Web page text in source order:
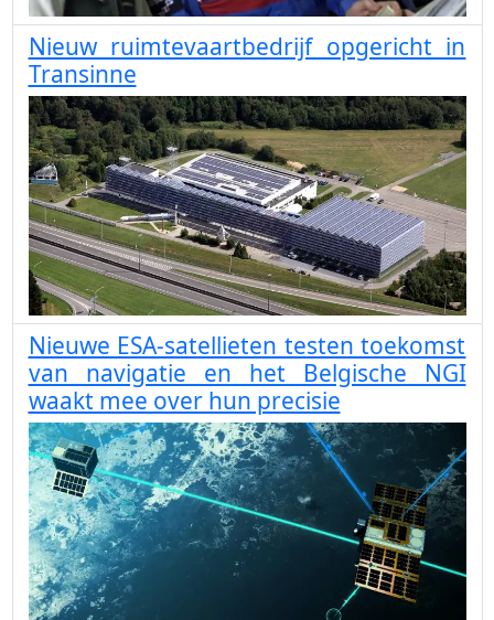
Nieuw ruimtevaartbedrijf opgericht in
Transinne
Nieuwe ESA-satellieten testen toekomst
van navigatie en het Belgische NGI
waakt mee over hun precisie